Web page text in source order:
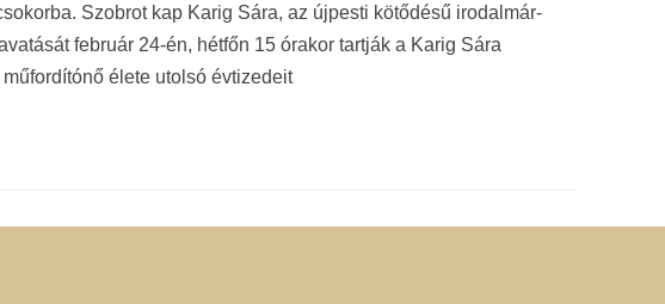
Szobrot kap Karig Sára, az újpesti kötődésű irodalmár-
február 24-én, hétfőn 15 órakor tartják a Karig Sára
élete utolsó évtizedeit